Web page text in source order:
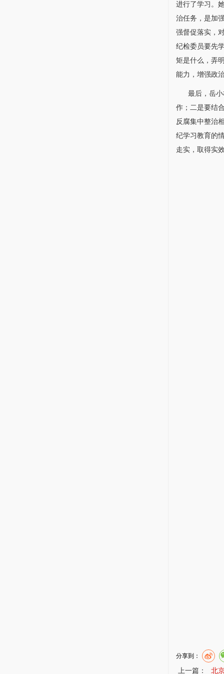
进行了学习。
治任务，是加
强督促落实，
纪检委员要先
矩是什么，弄
能力，增强政
最后， 岳
作；二是要结
反腐集中整治
纪学习教育的
走实，取得实效
分享到：
上一篇： 北